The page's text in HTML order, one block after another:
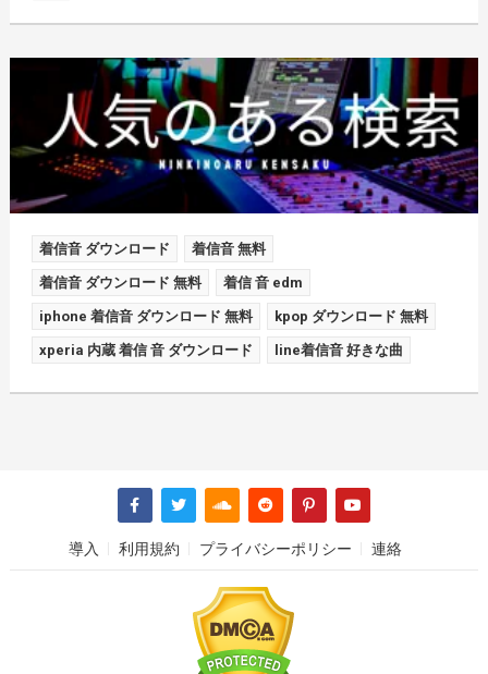
着信音 ダウンロード 着信音 無料
着信音 ダウンロード 無料 着信 音 edm
iphone 着信音 ダウンロード 無料 kpop ダウンロード 無料
xperia 内蔵 着信 音 ダウンロード line着信音 好きな曲
導入 利用規約 プライバシーポリシー 連絡